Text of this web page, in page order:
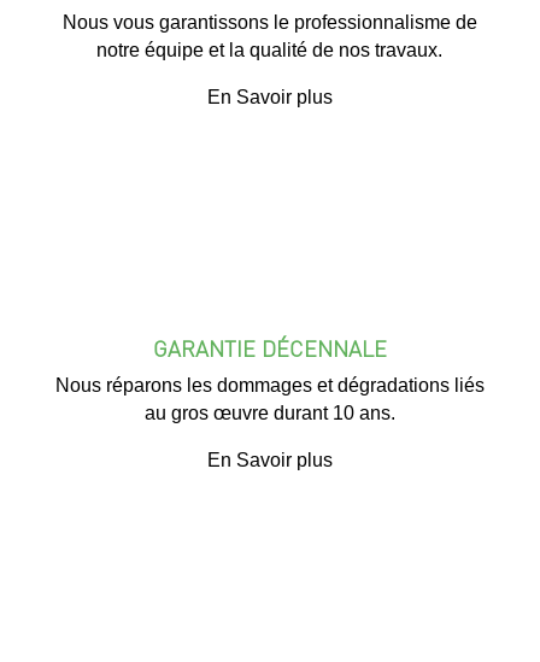
Nous vous garantissons le professionnalisme de
notre équipe et la qualité de nos travaux.
En Savoir plus
GARANTIE DÉCENNALE
Nous réparons les dommages et dégradations liés
au gros œuvre durant 10 ans.
En Savoir plus